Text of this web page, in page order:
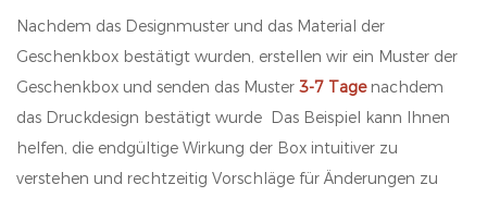
Nachdem das Designmuster und das Material der
Geschenkbox bestätigt wurden, erstellen wir ein Muster der
Geschenkbox und senden das Muster 3-7 Tage nachdem
das Druckdesign bestätigt wurde Das Beispiel kann Ihnen
helfen, die endgültige Wirkung der Box intuitiver zu
verstehen und rechtzeitig Vorschläge für Änderungen zu